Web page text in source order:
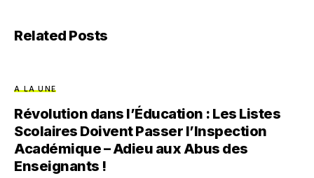
Related Posts
A LA UNE
Révolution dans l’Éducation : Les Listes
Scolaires Doivent Passer l’Inspection
Académique – Adieu aux Abus des
Enseignants !